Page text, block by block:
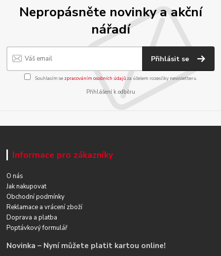
Nepropásněte novinky a akční
nářadí
Přihlásit se
Souhlasím se zpracováním osobních údajůza účelem rozesílky newsletteru.
Přihlášení k odběru
Informace pro zákazníky
O nás
Jak nakupovat
Obchodní podmínky
Reklamace a vrácení zboží
Doprava a platba
Poptávkový formulář
Novinka – Nyní můžete platit kartou online!